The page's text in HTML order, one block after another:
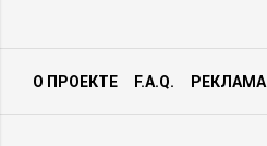
О ПРОЕКТЕ F.A.Q. РЕКЛАМА